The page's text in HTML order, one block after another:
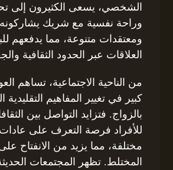
الشخصي، يسعى الكثيرون إلى
وراحة نفسية مع شريك
ومعتقدات متنوعة، مما يدفعهم
العلاقات عبر الحدود الثقافية
من الناحية الاجتماعية، تساهم
كبير في تغيير المفاهيم التقليدية
بالزواج. فتزايد التواصل بين
للأفراد فرصة التعرف على عادات
مختلفة، مما يزيد من الانفتاح
المختلط. تظهر المجتمعات الحديثة